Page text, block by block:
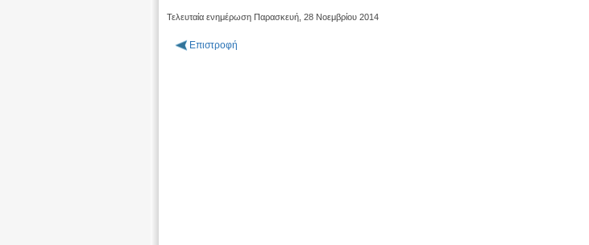
Τελευταία ενημέρωση Παρασκευή, 28 Νοεμβρίου 2014
Επιστροφή